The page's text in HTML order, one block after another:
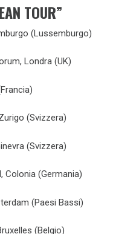
TOUR”
(Lussemburgo)
Londra (UK)
(Svizzera)
(Svizzera)
Colonia (Germania)
(Paesi Bassi)
(Belgio)